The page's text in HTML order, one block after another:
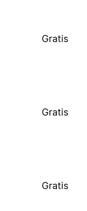
Gratis
Gratis
Gratis